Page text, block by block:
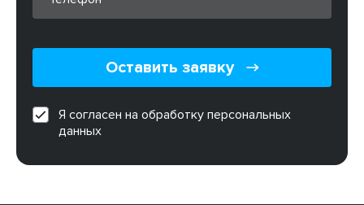
Оставить заявку
Я согласен на обработку персональных
данных